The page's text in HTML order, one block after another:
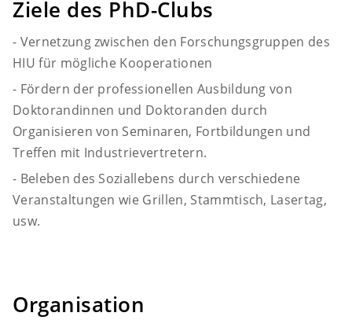
Ziele des PhD-Clubs
- Vernetzung zwischen den Forschungsgruppen des
HIU für mögliche Kooperationen
- Fördern der professionellen Ausbildung von
Doktorandinnen und Doktoranden durch
Organisieren von Seminaren, Fortbildungen und
Treffen mit Industrievertretern.
- Beleben des Soziallebens durch verschiedene
Veranstaltungen wie Grillen, Stammtisch, Lasertag,
usw.
Organisation